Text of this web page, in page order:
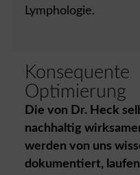
Lymphologie.
Konsequente
Optimierung
Die von Dr. Heck
nachhaltig
werden von uns
dokumentiert,